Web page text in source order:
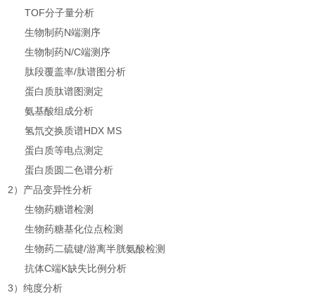
TOF分子量分析
生物制药N端测序
生物制药N/C端测序
肽段覆盖率/肽谱图分析
蛋白质肽谱图测定
氨基酸组成分析
氢氘交换质谱HDX MS
蛋白质等电点测定
蛋白质圆二色谱分析
2）产品变异性分析
生物药糖谱检测
生物药糖基化位点检测
生物药二硫键/游离半胱氨酸检测
抗体C端K缺失比例分析
3）纯度分析